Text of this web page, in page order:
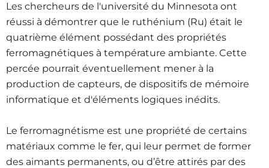
Les chercheurs de l'université du Minnesota ont
réussi à démontrer que le ruthénium (Ru) était le
quatrième élément possédant des propriétés
ferromagnétiques à température ambiante. Cette
percée pourrait éventuellement mener à la
production de capteurs, de dispositifs de mémoire
informatique et d'éléments logiques inédits.
Le ferromagnétisme est une propriété de certains
matériaux comme le fer, qui leur permet de former
des aimants permanents, ou d’être attirés par des